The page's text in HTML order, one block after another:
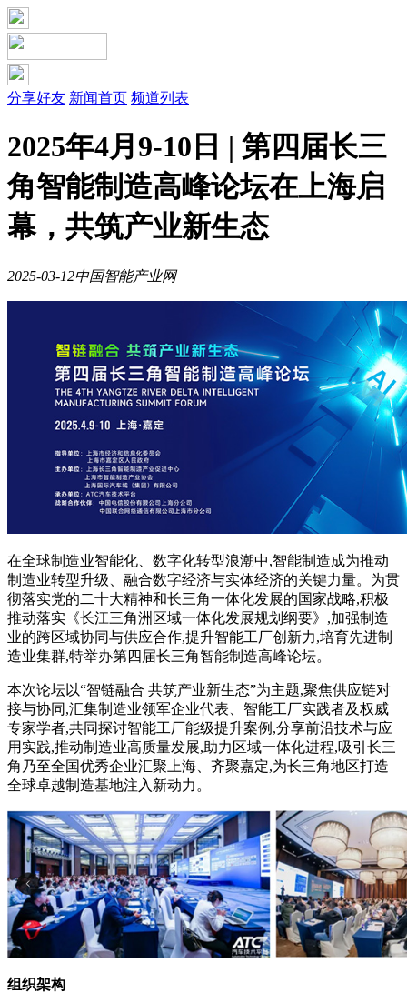
分享好友 新闻首页 频道列表
2025年4月9-10日 | 第四届长三
角智能制造高峰论坛在上海启
幕，共筑产业新生态
2025-03-12中国智能产业网
在全球制造业智能化、数字化转型浪潮中,智能制造成为推动
制造业转型升级、融合数字经济与实体经济的关键力量。为贯
彻落实党的二十大精神和长三角一体化发展的国家战略,积极
推动落实《长江三角洲区域一体化发展规划纲要》,加强制造
业的跨区域协同与供应合作,提升智能工厂创新力,培育先进制
造业集群,特举办第四届长三角智能制造高峰论坛。
本次论坛以“智链融合 共筑产业新生态”为主题,聚焦供应链对
接与协同,汇集制造业领军企业代表、智能工厂实践者及权威
专家学者,共同探讨智能工厂能级提升案例,分享前沿技术与应
用实践,推动制造业高质量发展,助力区域一体化进程,吸引长三
角乃至全国优秀企业汇聚上海、齐聚嘉定,为长三角地区打造
全球卓越制造基地注入新动力。
组织架构